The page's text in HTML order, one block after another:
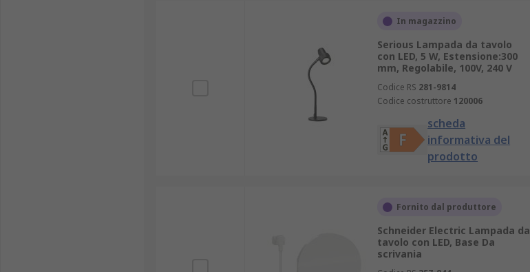
In magazzino
Serious Lampada da tavolo
con LED, 5 W, Estensione:300
mm, Regolabile, 100V, 240 V
Codice RS 281-9814
Codice costruttore 120006
scheda
informativa del
prodotto
Fornito dal produttore
Schneider Electric Lampada da
tavolo con LED, Base Da
scrivania